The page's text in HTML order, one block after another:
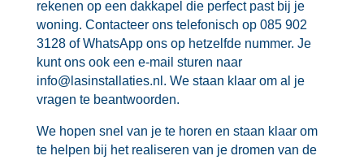
rekenen op een dakkapel die perfect past bij je
woning.​ Contacteer ons telefonisch op 085 902
3128 of WhatsApp ons op hetzelfde nummer.​ Je
kunt ons ook een e-mail sturen naar
info@lasinstallaties.​nl.​ We staan klaar om al je
vragen te beantwoorden.​
We hopen snel van je te horen en staan klaar om
te helpen bij het realiseren van je dromen van de